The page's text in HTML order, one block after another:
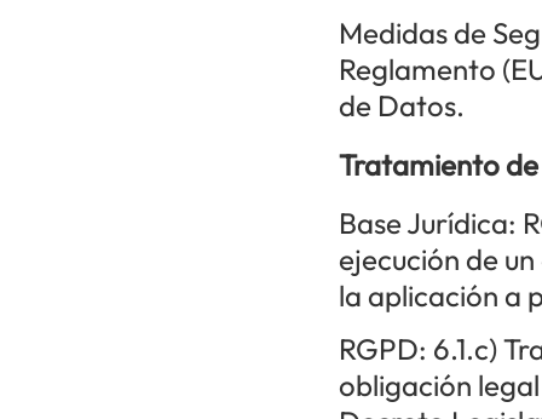
Medidas de
Reglamento
de Datos.
Tratamiento
Base Jurídica:
ejecución de
la aplicación a
RGPD: 6.1.c)
obligación